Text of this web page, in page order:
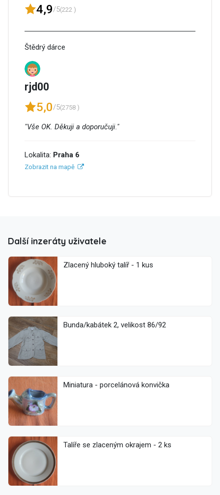
4,9/5(222 )
Štědrý dárce
rjd00
5,0/5(2758 )
"Vše OK. Děkuji a doporučuji."
Lokalita: Praha 6
Zobrazit na mapě
Další inzeráty uživatele
Zlacený hluboký talíř - 1 kus
Bunda/kabátek 2, velikost 86/92
Miniatura - porcelánová konvička
Talíře se zlaceným okrajem - 2 ks